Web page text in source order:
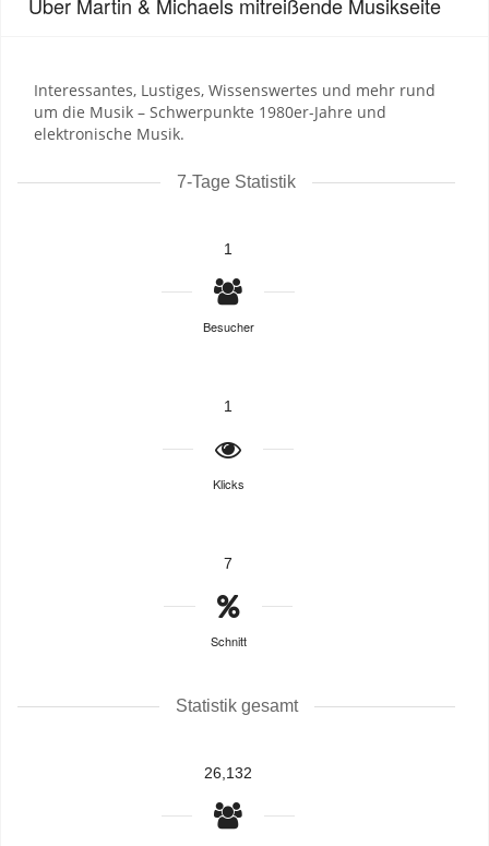
Interessantes, Lustiges, Wissenswertes und mehr rund
um die Musik – Schwerpunkte 1980er-Jahre und
elektronische Musik.
7-Tage Statistik
1
Besucher
1
Klicks
7
Schnitt
Statistik gesamt
26,132